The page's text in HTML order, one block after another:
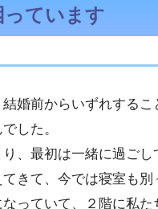
ています
婚前からいずれする
した。
、最初は一緒に過ごし
きて、今では寝室も別
っていて、２階に私